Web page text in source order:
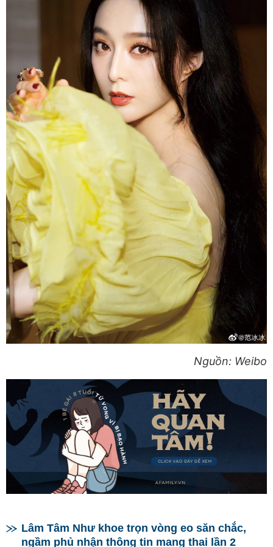
Nguồn: Weibo
Lâm Tâm Như khoe trọn vòng eo săn chắc,
ngầm phủ nhận thông tin mang thai lần 2